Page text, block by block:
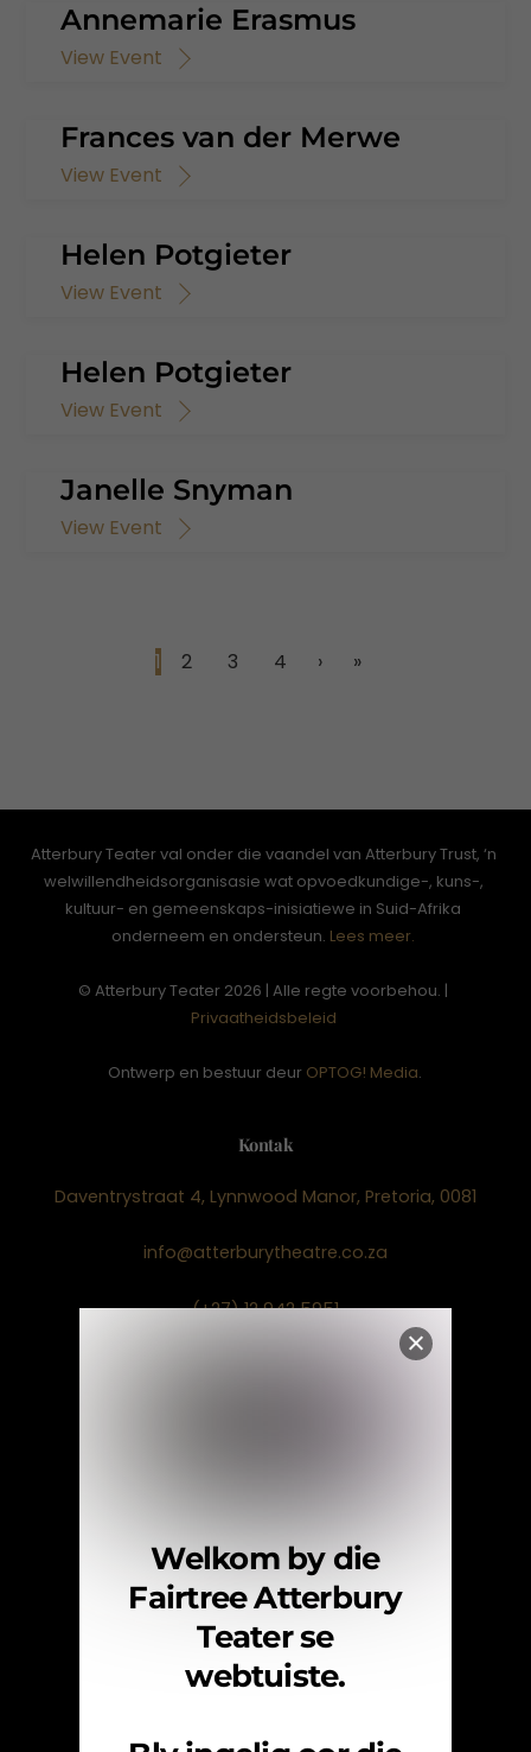
Welkom by die
Fairtree Atterbury
Teater se
webtuiste.
Annemarie Erasmus
View Event
Frances van der Merwe
View Event
Helen Potgieter
View Event
Helen Potgieter
View Event
Janelle Snyman
View Event
1 2 3 4 › »
Atterbury Teater val onder die vaandel van Atterbury Trust, ‘n
welwillendheidsorganisasie wat opvoedkundige-, kuns-,
kultuur- en gemeenskaps-inisiatiewe in Suid-Afrika
onderneem en ondersteun. Lees meer.
© Atterbury Teater 2026 | Alle regte voorbehou. |
Privaatheidsbeleid
Ontwerp en bestuur deur OPTOG! Media.
Kontak
Daventrystraat 4, Lynnwood Manor, Pretoria, 0081
info@atterburytheatre.co.za
(+27) 12 942 5951
Instagram
Teaterhuur
Oor Ons
FAQ